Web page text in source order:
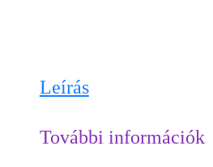
Leírás
További információk